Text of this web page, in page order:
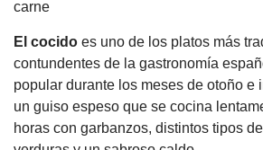
El cocido es uno de los platos más
contundentes de la gastronomía
popular durante los meses de otoño e
un guiso espeso que se cocina
horas con garbanzos, distintos tipos